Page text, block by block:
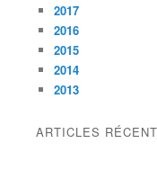
2017
2016
2015
2014
2013
ARTICLES